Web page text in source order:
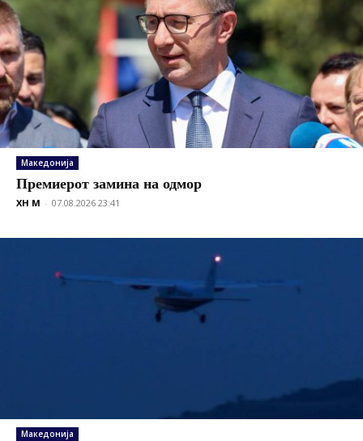
Македонија
Премиерот замина на одмор
XH M - 07.08.2026 23:41
Македонија